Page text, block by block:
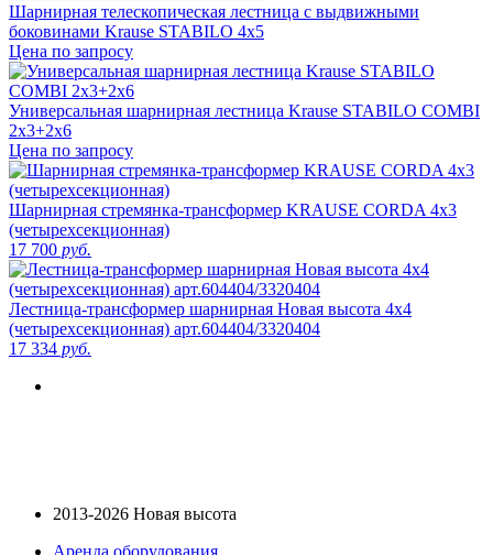
Шарнирная телескопическая лестница с выдвижными
боковинами Krause STABILO 4х5
Цена по запросу
Универсальная шарнирная лестница Krause STABILO COMBI
2x3+2x6
Цена по запросу
Шарнирная стремянка-трансформер KRAUSE CORDA 4х3
(четырехсекционная)
17 700 руб.
Лестница-трансформер шарнирная Новая высота 4х4
(четырехсекционная) арт.604404/3320404
17 334 руб.
2013-2026 Новая высота
Аренда оборудования